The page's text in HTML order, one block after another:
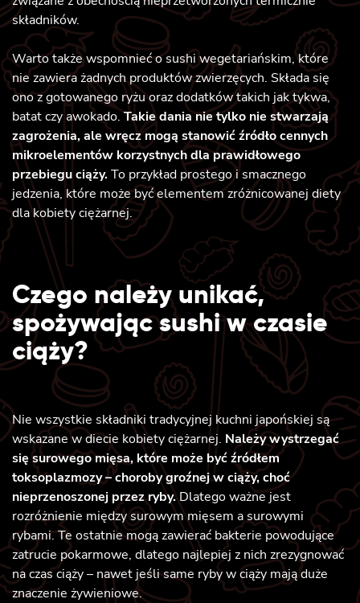
składników.
Warto także wspomnieć o sushi wegetariańskim, które
nie zawiera żadnych produktów zwierzęcych. Składa się
ono z gotowanego ryżu oraz dodatków takich jak tykwa,
batat czy awokado.Takie dania nie tylko nie stwarzają
zagrożenia, ale wręcz mogą stanowić źródło cennych
mikroelementów korzystnych dla prawidłowego
przebiegu ciąży.To przykład prostego i smacznego
jedzenia, które może być elementem zróżnicowanej diety
dla kobiety ciężarnej.
Czego należy unikać,
spożywając sushi w czasie
ciąży?
Nie wszystkie składniki tradycyjnej kuchni japońskiej są
wskazane w diecie kobiety ciężarnej. Należy wystrzegać
się surowego mięsa, które może być źródłem
toksoplazmozy – choroby groźnej w ciąży, choć
nieprzenoszonej przez ryby.Dlatego ważne jest
rozróżnienie między surowym mięsem a surowymi
rybami. Te ostatnie mogą zawierać bakterie powodujące
zatrucie pokarmowe, dlatego najlepiej z nich zrezygnować
na czas ciąży – nawet jeśli same ryby w ciąży mają duże
znaczenie żywieniowe.